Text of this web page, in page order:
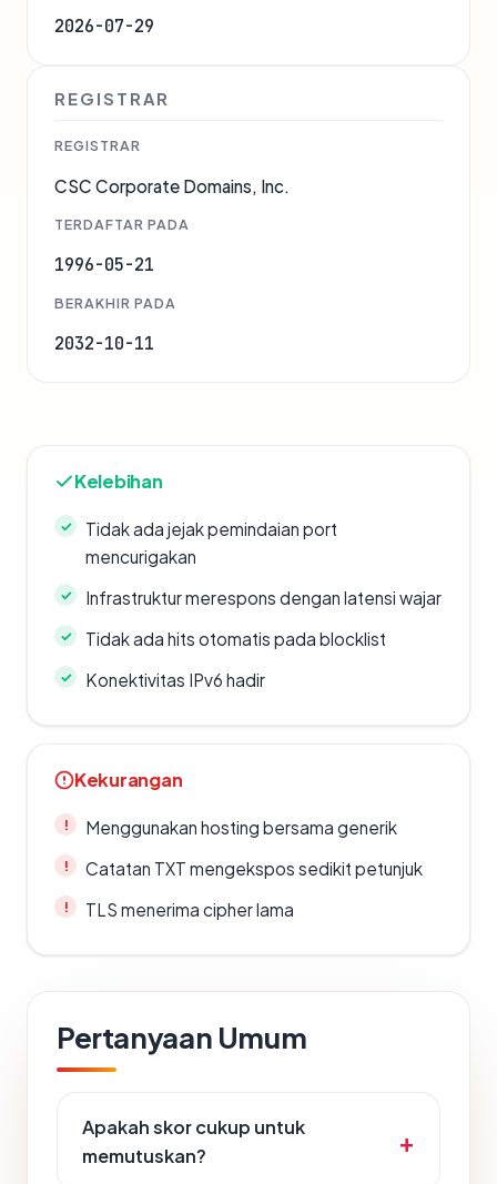
2026-07-29
REGISTRAR
REGISTRAR
CSC Corporate Domains, Inc.
TERDAFTAR PADA
1996-05-21
BERAKHIR PADA
2032-10-11
Kelebihan
Tidak ada jejak pemindaian port
mencurigakan
Infrastruktur merespons dengan latensi wajar
Tidak ada hits otomatis pada blocklist
Konektivitas IPv6 hadir
Kekurangan
Menggunakan hosting bersama generik
Catatan TXT mengekspos sedikit petunjuk
TLS menerima cipher lama
Pertanyaan Umum
Apakah skor cukup untuk
memutuskan?